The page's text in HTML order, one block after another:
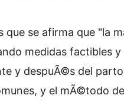
que se afirma que "la
medidas factibles
y despuÃ©s del
y el mÃ©todo